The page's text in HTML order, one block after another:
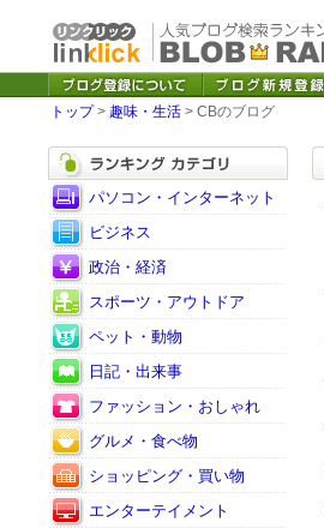
トップ> 趣味・生活 > CBのブログ
パソコン・インターネット
ビジネス
政治・経済
スポーツ・アウトドア
ペット・動物
日記・出来事
ファッション・おしゃれ
グルメ・食べ物
ショッピング・買い物
エンターテイメント